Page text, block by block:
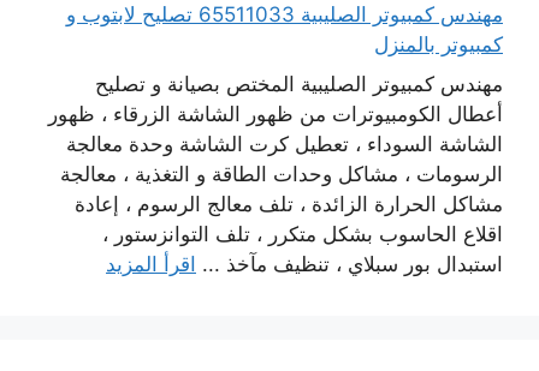
مهندس كمبيوتر الصليبية 65511033 تصليح لابتوب و
كمبيوتر بالمنزل
مهندس كمبيوتر الصليبية المختص بصيانة و تصليح
أعطال الكومبيوترات من ظهور الشاشة الزرقاء ، ظهور
الشاشة السوداء ، تعطيل كرت الشاشة وحدة معالجة
الرسومات ، مشاكل وحدات الطاقة و التغذية ، معالجة
مشاكل الحرارة الزائدة ، تلف معالج الرسوم ، إعادة
اقلاع الحاسوب بشكل متكرر ، تلف التوانزستور ،
استبدال بور سبلاي ، تنظيف مآخذ ... اقرأ المزيد